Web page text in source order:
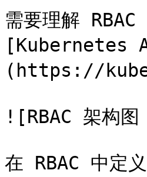
需要理解 RBAC
[Kubernetes
(https://
![RBAC 架构
在 RBAC 中定